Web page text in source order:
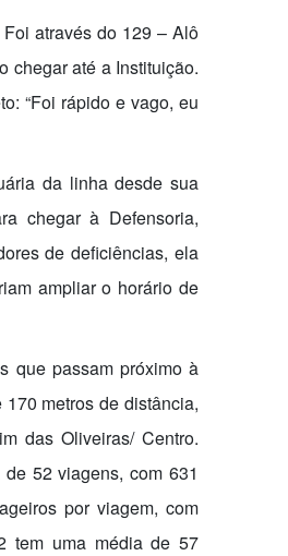
através do 129 – Alô
chegar até a Instituição.
“Foi rápido e vago, eu
da linha desde sua
chegar à Defensoria,
de deficiências, ela
ampliar o horário de
que passam próximo à
metros de distância,
das Oliveiras/ Centro.
52 viagens, com 631
por viagem, com
tem uma média de 57